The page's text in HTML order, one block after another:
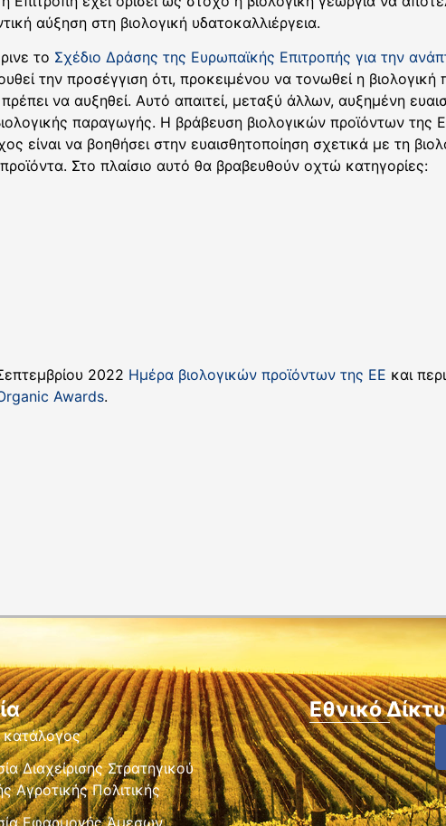
αύξηση στη βιολογική υδατοκαλλιέργεια.
το Σχέδιο Δράσης της Ευρωπαϊκής Επιτροπής για την
την προσέγγιση ότι, προκειμένου να τονωθεί η
να αυξηθεί. Αυτό απαιτεί, μεταξύ άλλων, αυξημένη
παραγωγής. Η βράβευση βιολογικών προϊόντων της
είναι να βοηθήσει στην ευαισθητοποίηση σχετικά με τη
Στο πλαίσιο αυτό θα βραβευθούν οχτώ κατηγορίες:
2022 Ημέρα βιολογικών προϊόντων της ΕΕ και
Awards.
Διαχείρισης Στρατηγικού
Αγροτικής Πολιτικής
Εφαρμογής Άμεσων
Εθνικό